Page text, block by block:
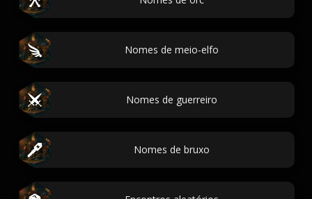
Nomes de meio-elfo
Nomes de guerreiro
Nomes de bruxo